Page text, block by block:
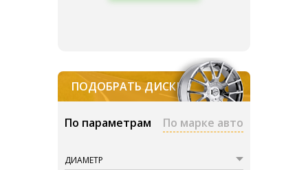
ПОДОБРАТЬ ДИСКИ
По параметрам По марке авто
ДИАМЕТР